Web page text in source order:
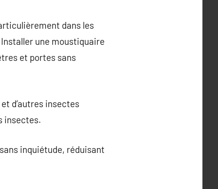
dans les
une moustiquaire
et portes sans
d’autres insectes
insectes.
inquiétude, réduisant